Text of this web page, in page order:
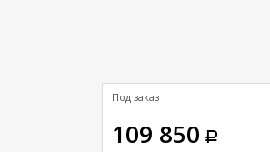
109 850
Под заказ